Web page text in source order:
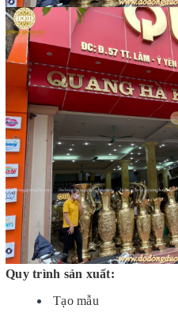
Quy trình sản xuất:
Tạo mẫu